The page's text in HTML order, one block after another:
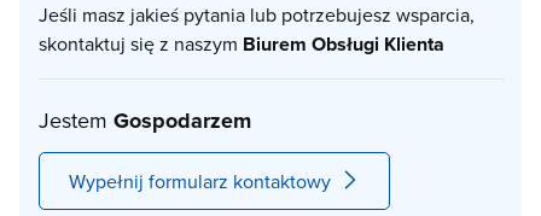
Jeśli masz jakieś pytania lub potrzebujesz wsparcia,
skontaktuj się z naszym Biurem Obsługi Klienta
Jestem Gospodarzem
Wypełnij formularz kontaktowy